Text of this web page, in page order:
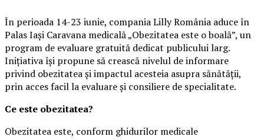
În perioada 14-23 iunie, compania Lilly România aduce în
Palas Iași Caravana medicală „Obezitatea este o boală”, un
program de evaluare gratuită dedicat publicului larg.
Inițiativa își propune să crească nivelul de informare
privind obezitatea și impactul acesteia asupra sănătății,
prin acces facil la evaluare și consiliere de specialitate.
Ce este obezitatea?
Obezitatea este, conform ghidurilor medicale